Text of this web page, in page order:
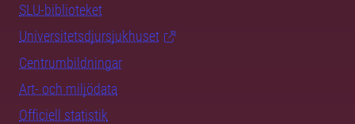
SLU-biblioteket
Universitetsdjursjukhuset
Centrumbildningar
Art- och miljödata
Officiell statistik